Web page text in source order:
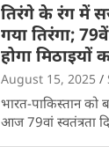
तिरंगे के रंग में
गया तिरंगा;
होगा मिठाइयों
August 15, 2025
भारत-पाकिस्तान को
आज 79वां स्वतंत्रता